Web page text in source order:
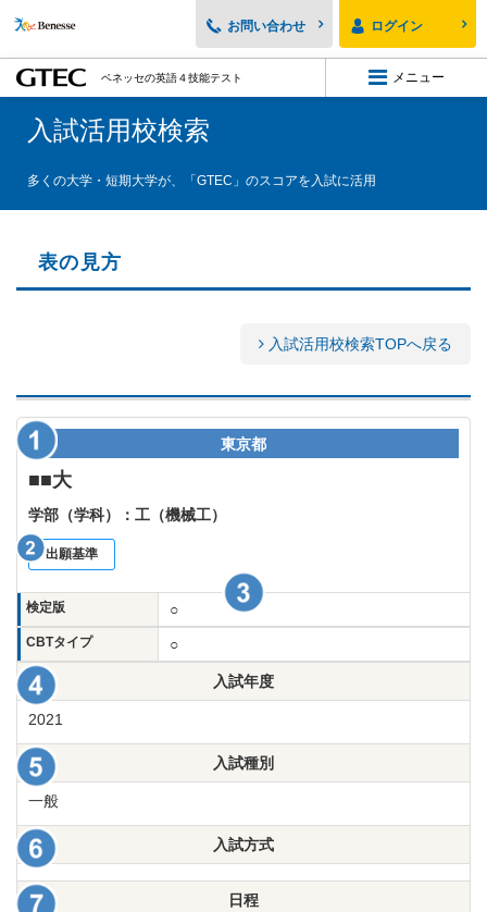
対応した3つのテストをご用意しています。
小学生～中学１年生
中学生・高校生向け GTEC
テストの種類
ブランドポリシー
お問い合わせ ログイン
ベネッセの英語４技能テスト メニュー
入試活用校検索
多くの大学・短期大学が、「GTEC」のスコアを入試に活用
表の見方
入試活用校検索TOPへ戻る
東京都
■■大
学部（学科）：工（機械工）
出願基準
検定版 ○
CBTタイプ ○
入試年度
2021
入試種別
一般
入試方式
日程